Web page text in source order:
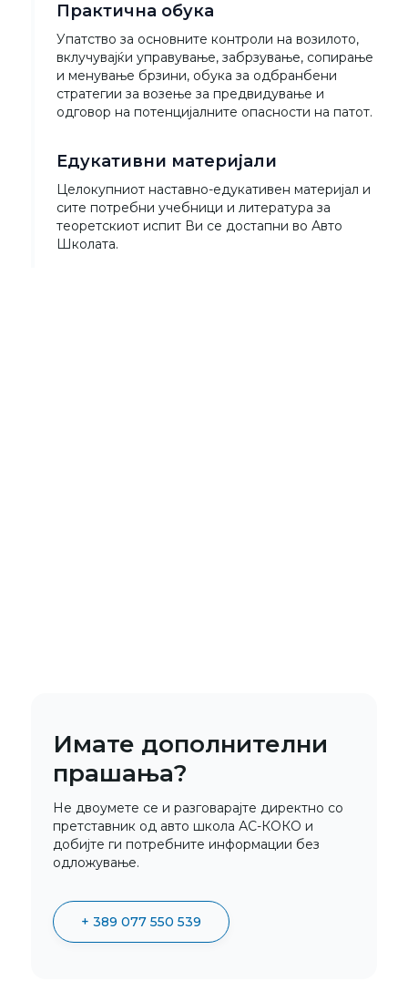
Практична обука
Упатство за основните контроли на возилото,
вклучувајќи управување, забрзување, сопирање
и менување брзини, обука за одбранбени
стратегии за возење за предвидување и
одговор на потенцијалните опасности на патот.
Едукативни материјали
Целокупниот наставно-едукативен материјал и
сите потребни учебници и литература за
теоретскиот испит Ви се достапни во Авто
Школата.
Имате дополнителни
прашања?
Не двоумете се и разговарајте директно со
претставник од авто школа АС-КОКО и
добијте ги потребните информации без
одложување.
+ 389 077 550 539